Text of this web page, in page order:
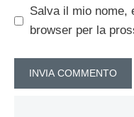
Salva il mio nome,
browser per la